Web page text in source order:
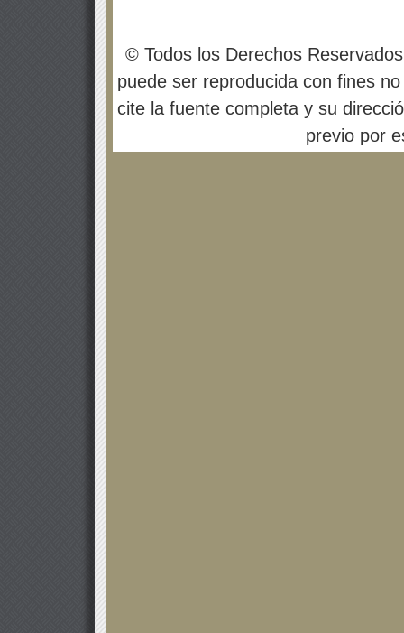
© Todos los Derechos
puede ser reproducida con fines
cite la fuente completa y su
previo por